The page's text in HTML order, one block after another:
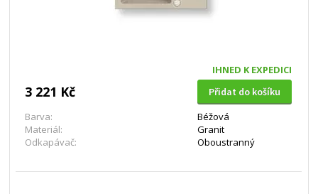
IHNED K EXPEDICI
3 221 Kč
Přidat do košíku
Barva:
Béžová
Materiál:
Granit
Odkapávač:
Oboustranný